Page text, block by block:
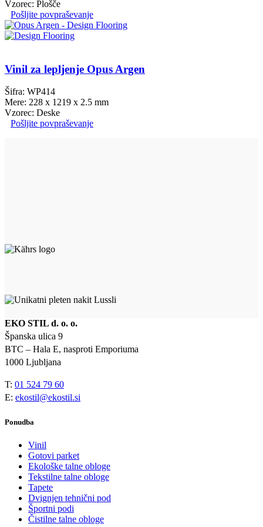
Vzorec: Plošče
Pošljite povpraševanje
Vinil za lepljenje Opus Argen
Šifra: WP414
Mere: 228 x 1219 x 2.5 mm
Vzorec: Deske
Pošljite povpraševanje
EKO STIL d. o. o.
Španska ulica 9
BTC – Hala E, nasproti Emporiuma
1000 Ljubljana
T: 01 524 79 60
E: ekostil@ekostil.si
Ponudba
Vinil
Gotovi parket
Ekološke talne obloge
Tekstilne talne obloge
Tapete
Dvignjen tehnični pod
Športni podi
Čistilne talne obloge